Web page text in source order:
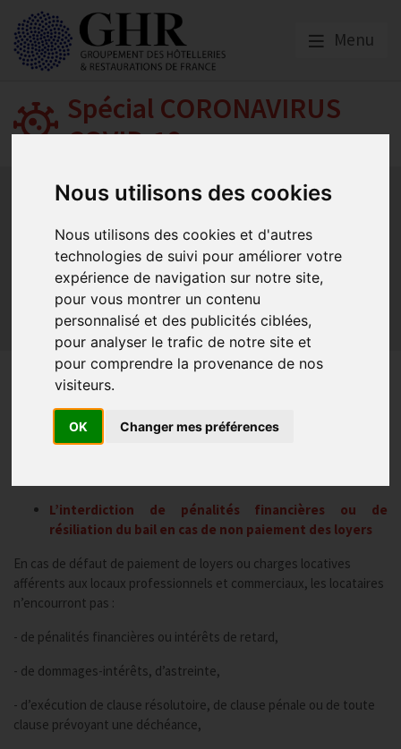
Nous utilisons des cookies
Nous utilisons des cookies et d'autres
technologies de suivi pour améliorer votre
expérience de navigation sur notre site,
pour vous montrer un contenu
personnalisé et des publicités ciblées,
pour analyser le trafic de notre site et
pour comprendre la provenance de nos
visiteurs.
OK Changer mes préférences
Menu
Spécial CORONAVIRUS
COVID-19
Activité partielle Social Banques
Assurances
Communication GNI
Sacem
Titres restaurant
Initiatives
Réglementation Fonds de Solidarité
Loyers
Urssaf La reprise
Aides de l’état
Relations clients & OTA
Agirc-Arrco
Pass sanitaire/vaccinal
Plan de relance
Les loyers commerciaux
Loyers
L’interdiction de pénalités financières ou de
résiliation du bail en cas de non paiement des loyers
En cas de défaut de paiement de loyers ou charges locatives
afférents aux locaux professionnels et commerciaux, les locataires
n’encourront pas :
- de pénalités financières ou intérêts de retard,
- de dommages-intérêts, d’astreinte,
- d’exécution de clause résolutoire, de clause pénale ou de toute
clause prévoyant une déchéance,